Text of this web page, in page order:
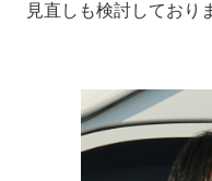
見直しも検討しており